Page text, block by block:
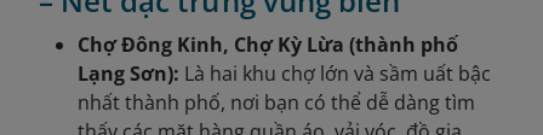
Chợ Đông Kinh, Chợ Kỳ Lừa (thành phố
Lạng Sơn): Là hai khu chợ lớn và sầm uất bậc
nhất thành phố, nơi bạn có thể dễ dàng tìm